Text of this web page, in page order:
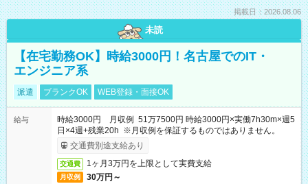
掲載日：2026.08.06
未読
【在宅勤務OK】時給3000円！名古屋でのIT・
エンジニア系
派遣 ブランクOK WEB登録・面接OK
給与
時給3000円 月収例 51万7500円 時給3000円×実働7h30m×週5
日×4週+残業20h ※月収例を保証するものではありません。
交通費別途支給あり
交通費 1ヶ月3万円を上限として実費支給
月収例 30万円～